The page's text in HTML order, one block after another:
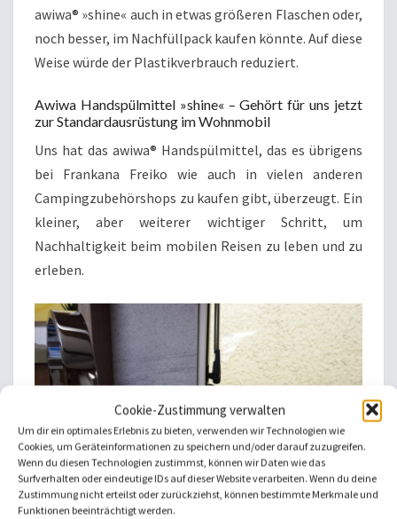
Cookie-Zustimmung verwalten
Um dir ein optimales Erlebnis zu bieten, verwenden wir Technologien wie
Cookies, um Geräteinformationen zu speichern und/oder darauf zuzugreifen.
Wenn du diesen Technologien zustimmst, können wir Daten wie das
Surfverhalten oder eindeutige IDs auf dieser Website verarbeiten. Wenn du deine
Zustimmung nicht erteilst oder zurückziehst, können bestimmte Merkmale und
Funktionen beeinträchtigt werden.
awiwa® »shine« auch in etwas größeren Flaschen oder,
noch besser, im Nachfüllpack kaufen könnte. Auf diese
Weise würde der Plastikverbrauch reduziert.
Awiwa Handspülmittel »shine« – Gehört für uns jetzt
zur Standardausrüstung im Wohnmobil
Uns hat das awiwa® Handspülmittel, das es übrigens
bei Frankana Freiko wie auch in vielen anderen
Campingzubehörshops zu kaufen gibt, überzeugt. Ein
kleiner, aber weiterer wichtiger Schritt, um
Nachhaltigkeit beim mobilen Reisen zu leben und zu
erleben.